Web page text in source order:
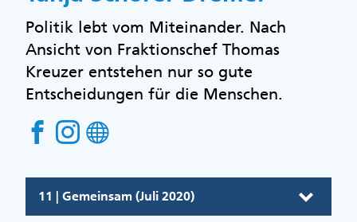
11 | Gemeinsam (Juli 2020)
Politik lebt vom Miteinander. Nach
Ansicht von Fraktionschef Thomas
Kreuzer entstehen nur so gute
Entscheidungen für die Menschen.